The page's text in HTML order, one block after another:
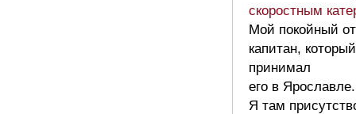
скоростным
Мой покойный
капитан, который
принимал
его в Ярославле.
Я там